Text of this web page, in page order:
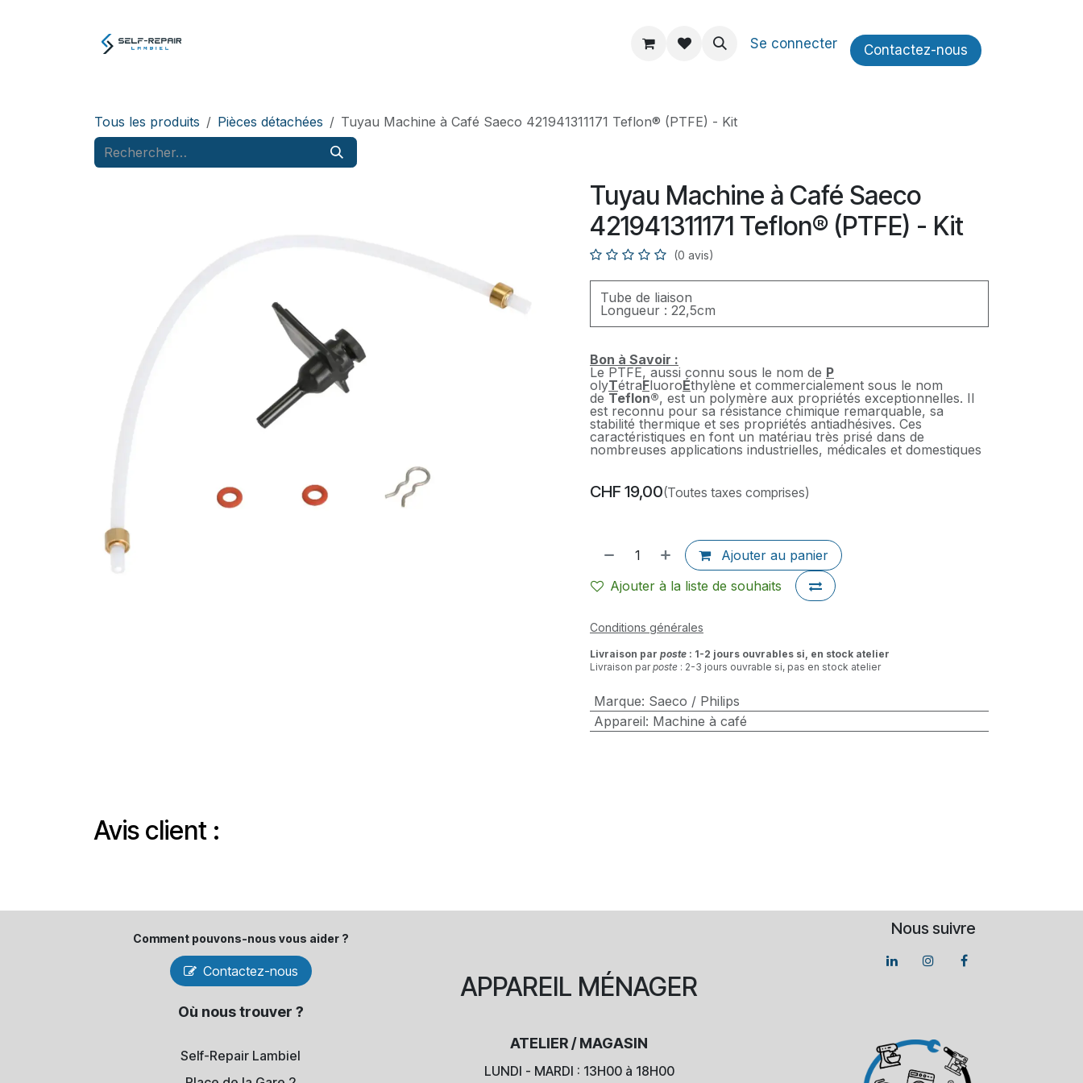
À propos Se connecter Contactez​​-nous
Tous les produits Pièces détachées Tuyau Machine à Café Saeco 421941311171 Teflon® (PTFE) - Kit
Tuyau Machine à Café Saeco
421941311171 Teflon® (PTFE) - Kit
(0 avis)
Tube de liaison
Longueur : 22,5cm
Bon à Savoir :
Le PTFE, aussi connu sous le nom de P​
olyTétraFluoroÉthylène et commercialement sous le nom
de Teflon®, est un polymère aux propriétés exceptionnelles. Il
est reconnu pour sa résistance chimique remarquable, sa
stabilité thermique et ses propriétés antiadhésives. Ces
caractéristiques en font un matériau très prisé dans de
nombreuses applications industrielles, médicales et domestiques
CHF 19,00(Toutes taxes comprises)
Ajouter au panier
Ajouter à la liste de souhaits
Conditions générales
Livraison par poste : 1-2 jours ouvrables si, en stock atelier
Livraison parposte : 2-3 jours ouvrable si, pas en stock atelier
Marque: Saeco / Philips
Appareil: Machine à café
Avis client :
Nous suivre
Comment pouvons-​nous vous aider ?
Contactez-nous
Où nous trouver ?
Self-Repair Lambiel
APPAREIL MÉNAGER
ATELIER / MAGASIN
LUNDI - MARDI : 13H00 à 18H00